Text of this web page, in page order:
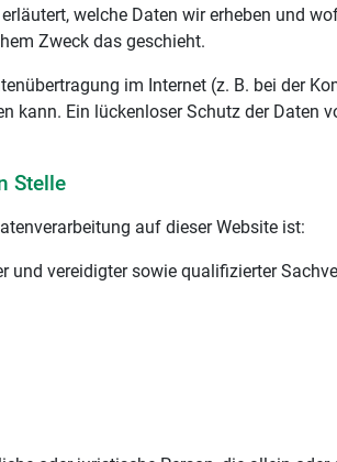
welche Daten wir erheben und
Zweck das geschieht.
im Internet (z. B. bei der
kann. Ein lückenloser Schutz der Daten
Stelle
auf dieser Website ist:
und vereidigter sowie qualifizierter